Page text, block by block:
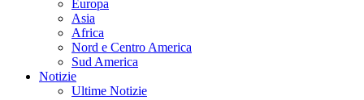
Europa
Asia
Africa
Nord e Centro America
Sud America
Notizie
Ultime Notizie